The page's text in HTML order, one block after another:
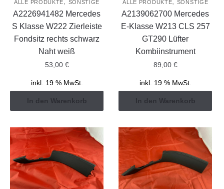
ALLE PRODUKTE SONSTIGE
A2226941482 Mercedes
S Klasse W222 Zierleiste
Fondsitz rechts schwarz
Naht weiß
53,00 €
inkl. 19 % MwSt.
In den Warenkorb
ALLE PRODUKTE SONSTIGE
A2139062700 Mercedes
E-Klasse W213 CLS 257
GT290 Lüfter
Kombiinstrument
89,00 €
inkl. 19 % MwSt.
In den Warenkorb